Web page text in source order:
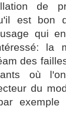
de
est bon
qui
la
des
où
du